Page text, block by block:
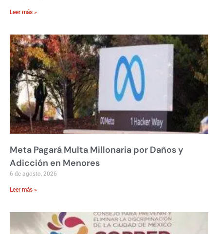
Leer más »
Meta Pagará Multa Millonaria por Daños y
Adicción en Menores
6 de agosto, 2026
Leer más »